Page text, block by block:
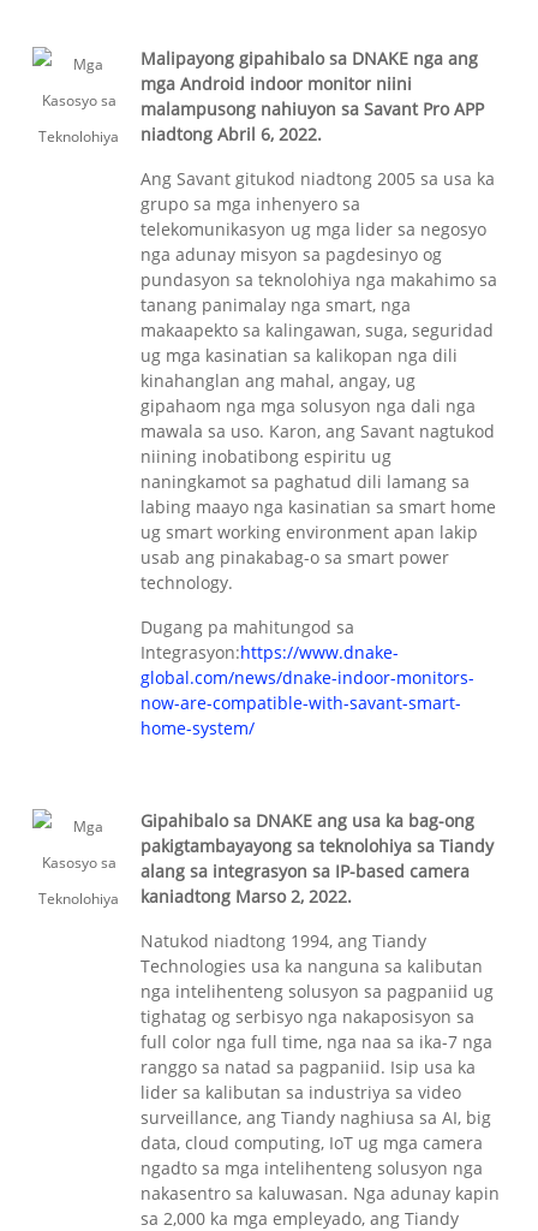
Malipayong gipahibalo sa DNAKE nga ang
mga Android indoor monitor niini
malampusong nahiuyon sa Savant Pro APP
niadtong Abril 6, 2022.
Ang Savant gitukod niadtong 2005 sa usa ka
grupo sa mga inhenyero sa
telekomunikasyon ug mga lider sa negosyo
nga adunay misyon sa pagdesinyo og
pundasyon sa teknolohiya nga makahimo sa
tanang panimalay nga smart, nga
makaapekto sa kalingawan, suga, seguridad
ug mga kasinatian sa kalikopan nga dili
kinahanglan ang mahal, angay, ug
gipahaom nga mga solusyon nga dali nga
mawala sa uso. Karon, ang Savant nagtukod
niining inobatibong espiritu ug
naningkamot sa paghatud dili lamang sa
labing maayo nga kasinatian sa smart home
ug smart working environment apan lakip
usab ang pinakabag-o sa smart power
technology.
Dugang pa mahitungod sa
Integrasyon:https://www.dnake-
global.com/news/dnake-indoor-monitors-
now-are-compatible-with-savant-smart-
home-system/
Gipahibalo sa DNAKE ang usa ka bag-ong
pakigtambayayong sa teknolohiya sa Tiandy
alang sa integrasyon sa IP-based camera
kaniadtong Marso 2, 2022.
Natukod niadtong 1994, ang Tiandy
Technologies usa ka nanguna sa kalibutan
nga intelihenteng solusyon sa pagpaniid ug
tighatag og serbisyo nga nakaposisyon sa
full color nga full time, nga naa sa ika-7 nga
ranggo sa natad sa pagpaniid. Isip usa ka
lider sa kalibutan sa industriya sa video
surveillance, ang Tiandy naghiusa sa AI, big
data, cloud computing, IoT ug mga camera
ngadto sa mga intelihenteng solusyon nga
nakasentro sa kaluwasan. Nga adunay kapin
sa 2,000 ka mga empleyado, ang Tiandy